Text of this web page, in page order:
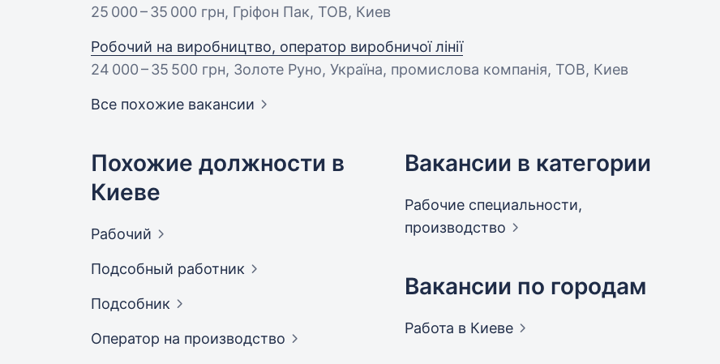
25 000 – 35 000 грн, Гріфон Пак, ТОВ, Киев
Робочий на виробництво, оператор виробничої лінії
24 000 – 35 500 грн, Золоте Руно, Україна, промислова компанія, ТОВ, Киев
Все похожие вакансии
Похожие должности в
Киеве
Рабочий
Подсобный работник
Подсобник
Оператор на производство
Вакансии в категории
Рабочие специальности,
производство
Вакансии по городам
Работа в Киеве